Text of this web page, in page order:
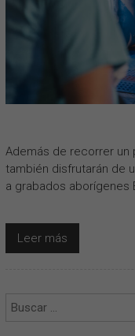
Además de recorrer
también disfrutarán de
a grabados aborígenes
Leer más